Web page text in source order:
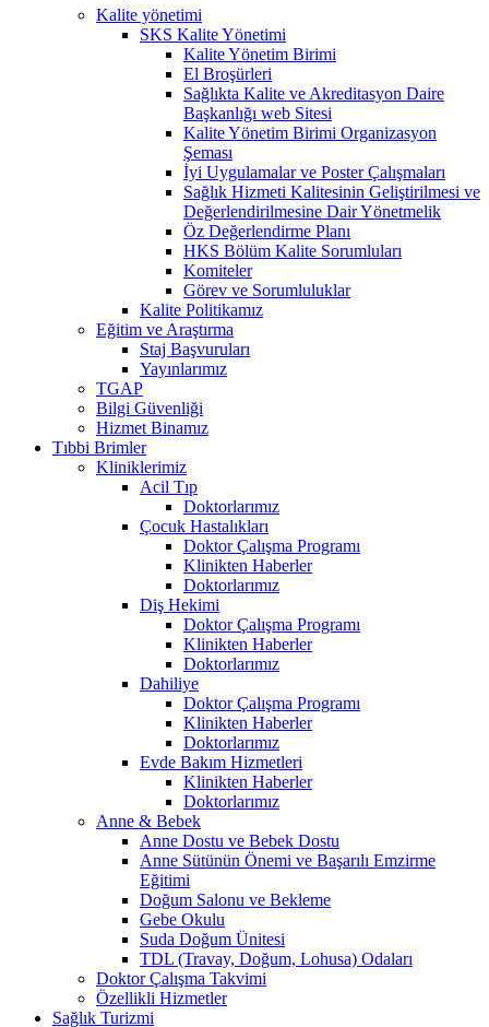
Kalite yönetimi
SKS Kalite Yönetimi
Kalite Yönetim Birimi
El Broşürleri
Sağlıkta Kalite ve Akreditasyon Daire
Başkanlığı web Sitesi
Kalite Yönetim Birimi Organizasyon
Şeması
İyi Uygulamalar ve Poster Çalışmaları
Sağlık Hizmeti Kalitesinin Geliştirilmesi ve
Değerlendirilmesine Dair Yönetmelik
Öz Değerlendirme Planı
HKS Bölüm Kalite Sorumluları
Komiteler
Görev ve Sorumluluklar
Kalite Politikamız
Eğitim ve Araştırma
Staj Başvuruları
Yayınlarımız
TGAP
Bilgi Güvenliği
Hizmet Binamız
Tıbbi Brimler
Kliniklerimiz
Acil Tıp
Doktorlarımız
Çocuk Hastalıkları
Doktor Çalışma Programı
Klinikten Haberler
Doktorlarımız
Diş Hekimi
Doktor Çalışma Programı
Klinikten Haberler
Doktorlarımız
Dahiliye
Doktor Çalışma Programı
Klinikten Haberler
Doktorlarımız
Evde Bakım Hizmetleri
Klinikten Haberler
Doktorlarımız
Anne & Bebek
Anne Dostu ve Bebek Dostu
Anne Sütünün Önemi ve Başarılı Emzirme
Eğitimi
Doğum Salonu ve Bekleme
Gebe Okulu
Suda Doğum Ünitesi
TDL (Travay, Doğum, Lohusa) Odaları
Doktor Çalışma Takvimi
Özellikli Hizmetler
Sağlık Turizmi